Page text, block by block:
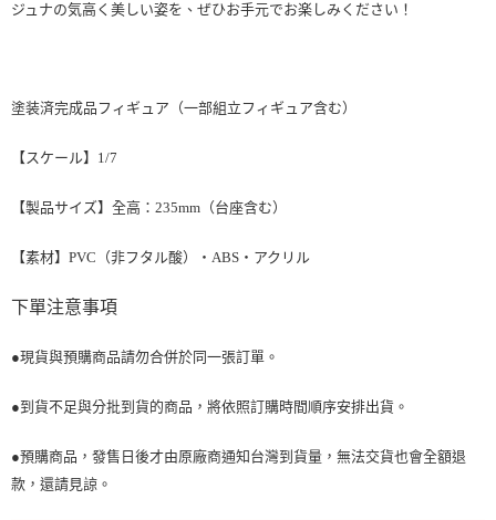
ジュナの気高く美しい姿を、ぜひお手元でお楽しみください！
塗装済完成品フィギュア（一部組立フィギュア含む）
【スケール】1/7
【製品サイズ】 全高：235mm（台座含む）
【素材】PVC（非フタル酸）・ABS・アクリル
下單注意事項
●現貨與預購商品請勿合併於同一張訂單。
●到貨不足與分批到貨的商品，將依照訂購時間順序安排出貨。
●預購商品，發售日後才由原廠商通知台灣到貨量，無法交貨也會全額退
款，還請見諒。